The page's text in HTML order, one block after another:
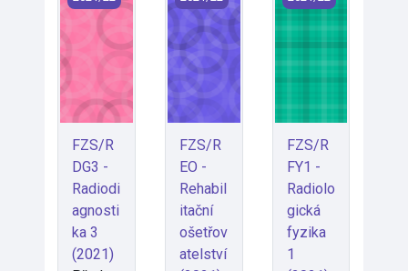
FZS/R
DG3 -
Radiodi
agnosti
ka 3
(2021)
FZS/R
EO -
Rehabil
itační
ošetřov
atelství
FZS/R
FY1 -
Radiolo
gická
fyzika
1